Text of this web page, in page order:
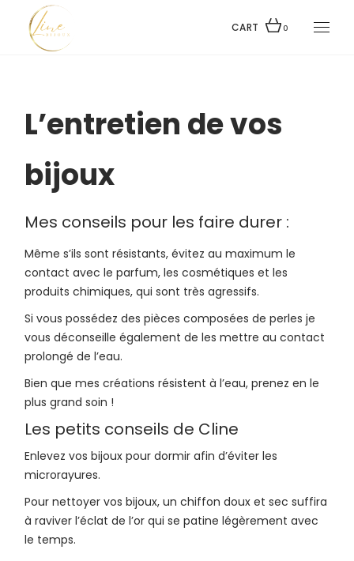
content
CART 0
L’entretien de vos
bijoux
Mes conseils pour les faire durer :
Même s’ils sont résistants, évitez au maximum le
contact avec le parfum, les cosmétiques et les
produits chimiques, qui sont très agressifs.
Si vous possédez des pièces composées de perles je
vous déconseille également de les mettre au contact
prolongé de l’eau.
Bien que mes créations résistent à l’eau, prenez en le
plus grand soin !
Les petits conseils de Cline
Enlevez vos bijoux pour dormir afin d’éviter les
microrayures.
Pour nettoyer vos bijoux, un chiffon doux et sec suffira
à raviver l’éclat de l’or qui se patine légèrement avec
le temps.